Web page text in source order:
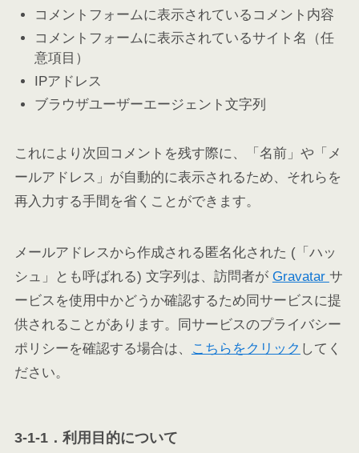
コメントフォームに表示されているコメント内容
コメントフォームに表示されているサイト名（任
意項目）
IPアドレス
ブラウザユーザーエージェント文字列
これにより次回コメントを残す際に、「名前」や「メ
ールアドレス」が自動的に表示されるため、それらを
再入力する手間を省くことができます。
メールアドレスから作成される匿名化された (「ハッ
シュ」とも呼ばれる) 文字列は、訪問者が Gravatar サ
ービスを使用中かどうか確認するため同サービスに提
供されることがあります。同サービスのプライバシー
ポリシーを確認する場合は、
こちらをクリック してく
ださい。
3-1-1．利用目的について